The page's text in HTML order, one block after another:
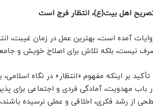
اهل بیت(ع)، انتظار فرج است
آمده است، بهترین عمل در زمان غیبت،
نیست، بلکه تلاش برای اصلاح خویش و
بر اینکه مفهوم «انتظار» در نگاه
باب مهدویت، آمادگی فردی و اجتماعی برای
از رشد فکری، اخلاقی و عملی نرسیده